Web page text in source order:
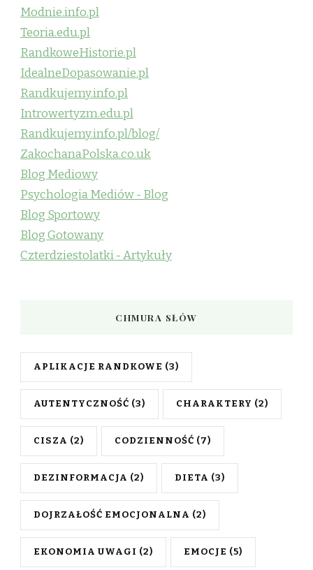
Modnie.info.pl
Teoria.edu.pl
RandkoweHistorie.pl
IdealneDopasowanie.pl
Randkujemy.info.pl
Introwertyzm.edu.pl
Randkujemy.info.pl/blog/
ZakochanaPolska.co.uk
Blog Mediowy
Psychologia Mediów - Blog
Blog Sportowy
Blog Gotowany
Czterdziestolatki - Artykuły
CHMURA SŁÓW
APLIKACJE RANDKOWE (3)
AUTENTYCZNOŚĆ (3) CHARAKTERY (2)
CISZA (2) CODZIENNOŚĆ (7)
DEZINFORMACJA (2) DIETA (3)
DOJRZAŁOŚĆ EMOCJONALNA (2)
EKONOMIA UWAGI (2) EMOCJE (5)